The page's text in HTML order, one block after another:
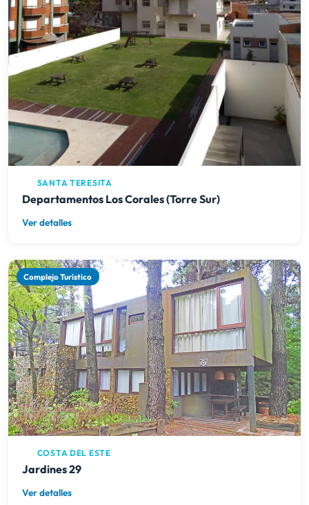
SANTA TERESITA
Departamentos Los Corales (Torre Sur)
Ver detalles
Complejo Turístico
COSTA DEL ESTE
Jardines 29
Ver detalles